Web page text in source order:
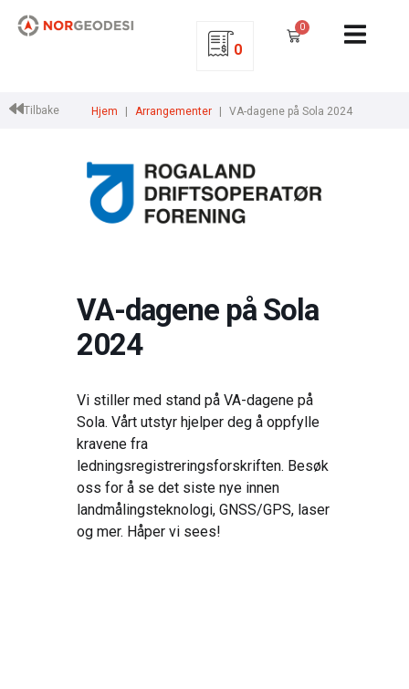
0
0
Tilbake Hjem Arrangementer VA-dagene på Sola 2024
VA-dagene på Sola
2024
Vi stiller med stand på VA-dagene på
Sola. Vårt utstyr hjelper deg å oppfylle
kravene fra
ledningsregistreringsforskriften. Besøk
oss for å se det siste nye innen
landmålingsteknologi, GNSS/GPS, laser
og mer. Håper vi sees!